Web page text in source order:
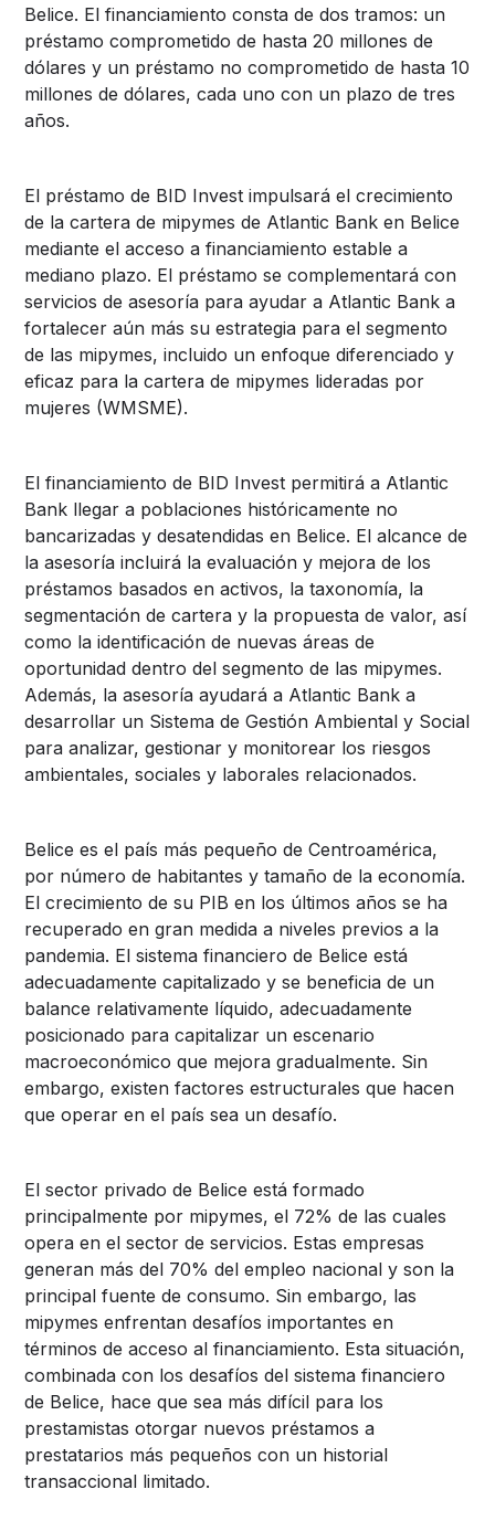
Belice. El financiamiento consta de dos tramos: un
préstamo comprometido de hasta 20 millones de
dólares y un préstamo no comprometido de hasta 10
millones de dólares, cada uno con un plazo de tres
años.
El préstamo de BID Invest impulsará el crecimiento
de la cartera de mipymes de Atlantic Bank en Belice
mediante el acceso a financiamiento estable a
mediano plazo. El préstamo se complementará con
servicios de asesoría para ayudar a Atlantic Bank a
fortalecer aún más su estrategia para el segmento
de las mipymes, incluido un enfoque diferenciado y
eficaz para la cartera de mipymes lideradas por
mujeres (WMSME).
El financiamiento de BID Invest permitirá a Atlantic
Bank llegar a poblaciones históricamente no
bancarizadas y desatendidas en Belice. El alcance de
la asesoría incluirá la evaluación y mejora de los
préstamos basados en activos, la taxonomía, la
segmentación de cartera y la propuesta de valor, así
como la identificación de nuevas áreas de
oportunidad dentro del segmento de las mipymes.
Además, la asesoría ayudará a Atlantic Bank a
desarrollar un Sistema de Gestión Ambiental y Social
para analizar, gestionar y monitorear los riesgos
ambientales, sociales y laborales relacionados.
Belice es el país más pequeño de Centroamérica,
por número de habitantes y tamaño de la economía.
El crecimiento de su PIB en los últimos años se ha
recuperado en gran medida a niveles previos a la
pandemia. El sistema financiero de Belice está
adecuadamente capitalizado y se beneficia de un
balance relativamente líquido, adecuadamente
posicionado para capitalizar un escenario
macroeconómico que mejora gradualmente. Sin
embargo, existen factores estructurales que hacen
que operar en el país sea un desafío.
El sector privado de Belice está formado
principalmente por mipymes, el 72% de las cuales
opera en el sector de servicios. Estas empresas
generan más del 70% del empleo nacional y son la
principal fuente de consumo. Sin embargo, las
mipymes enfrentan desafíos importantes en
términos de acceso al financiamiento. Esta situación,
combinada con los desafíos del sistema financiero
de Belice, hace que sea más difícil para los
prestamistas otorgar nuevos préstamos a
prestatarios más pequeños con un historial
transaccional limitado.